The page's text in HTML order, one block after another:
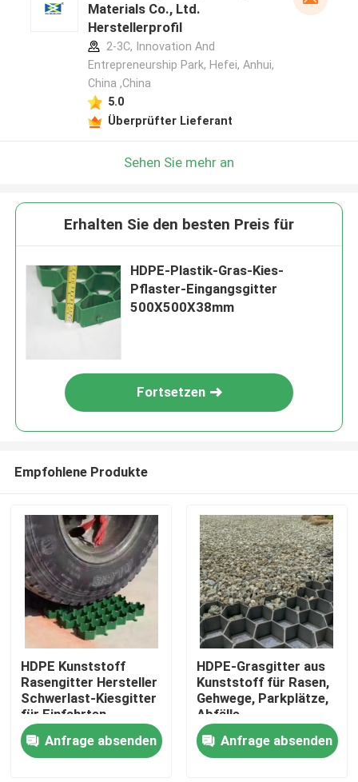
Startseite
Materials Co., Ltd.
Herstellerprofil
2-3C, Innovation And
Entrepreneurship Park, Hefei, Anhui,
China ,China
5.0
Überprüfter Lieferant
Sehen Sie mehr an
Erhalten Sie den besten Preis für
HDPE-Plastik-Gras-Kies-
Pflaster-Eingangsgitter
500X500X38mm
Fortsetzen
Empfohlene Produkte
HDPE Kunststoff
Rasengitter Hersteller
Schwerlast-Kiesgitter
für Einfahrten,
Parkplätze und
Landschaftsbodenverstärkung
Anfrage absenden
HDPE-Grasgitter aus
Kunststoff für Rasen,
Gehwege, Parkplätze,
Abfälle,
Erosionsbekämpfung,
Bodenstabilisierung,
Kiessteinpflaster und
Anfrage absenden